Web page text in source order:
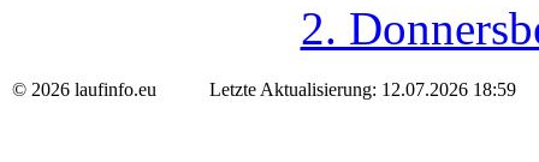
2.
© 2026 laufinfo.eu Letzte Aktualisierung: 12.07.2026